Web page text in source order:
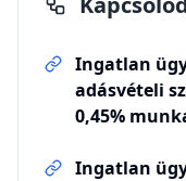
Ingatlan
adásvételi
0,45%
Ingatlan